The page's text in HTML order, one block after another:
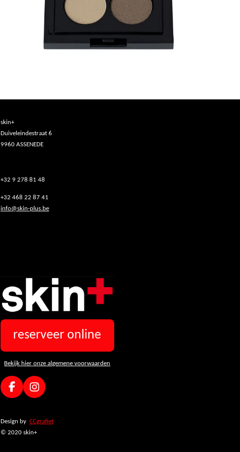
skin+
Duiveleindestraat 6
9960 ASSENEDE
+32 9 278 81 48
+32 468 22 87 41
info@skin-plus.be
reserveer online
Bekijk hier onze algemene voorwaarden
F
a
e
b
I
n
t
a
Design by CCgrafiet
© 2020 skin+